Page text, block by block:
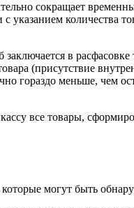
сокращает
количества
в
(присутствие
гораздо меньше, чем
все товары,
которые могут быть